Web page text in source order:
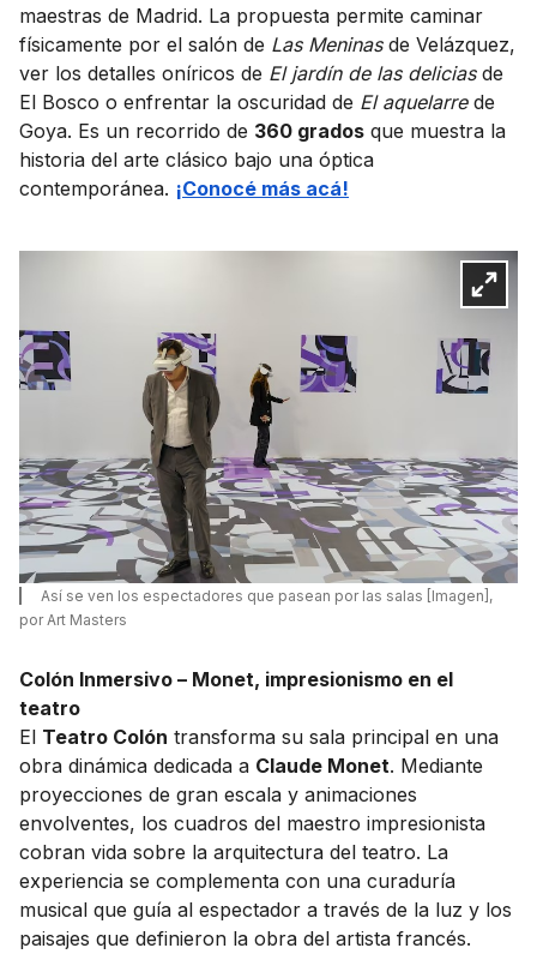
maestras de Madrid. La propuesta permite caminar
físicamente por el salón de Las Meninasde Velázquez,
ver los detalles oníricos de El jardín de las deliciasde
El Bosco o enfrentar la oscuridad de El aquelarrede
Goya. Es un recorrido de 360 grados que muestra la
historia del arte clásico bajo una óptica
contemporánea. ¡Conocé más acá!
Así se ven los espectadores que pasean por las salas [Imagen],
por Art Masters
Colón Inmersivo – Monet, impresionismo en el
teatro
El Teatro Colón transforma su sala principal en una
obra dinámica dedicada a Claude Monet. Mediante
proyecciones de gran escala y animaciones
envolventes, los cuadros del maestro impresionista
cobran vida sobre la arquitectura del teatro. La
experiencia se complementa con una curaduría
musical que guía al espectador a través de la luz y los
paisajes que definieron la obra del artista francés.